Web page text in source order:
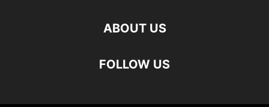
ABOUT US
FOLLOW US